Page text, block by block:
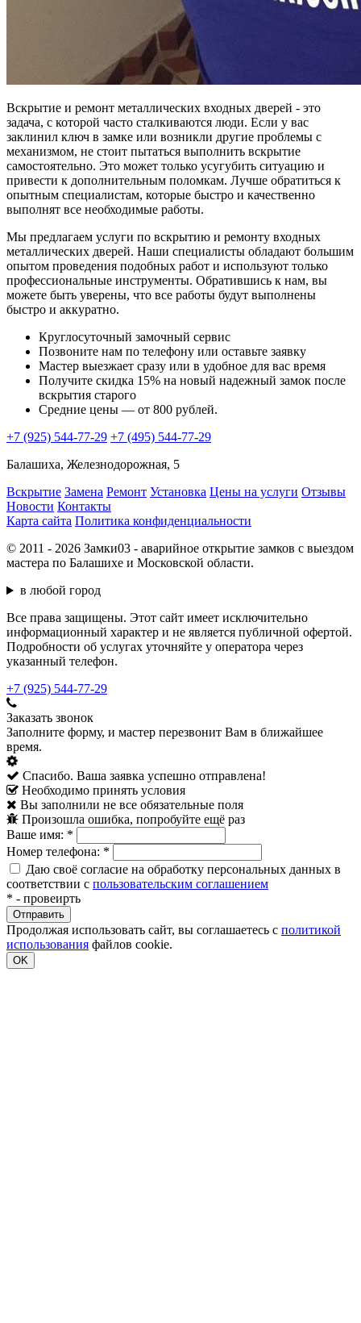
Вскрытие и ремонт металлических входных дверей - это
задача, с которой часто сталкиваются люди. Если у вас
заклинил ключ в замке или возникли другие проблемы с
механизмом, не стоит пытаться выполнить вскрытие
самостоятельно. Это может только усугубить ситуацию и
привести к дополнительным поломкам. Лучше обратиться к
опытным специалистам, которые быстро и качественно
выполнят все необходимые работы.
Мы предлагаем услуги по вскрытию и ремонту входных
металлических дверей. Наши специалисты обладают большим
опытом проведения подобных работ и используют только
профессиональные инструменты. Обратившись к нам, вы
можете быть уверены, что все работы будут выполнены
быстро и аккуратно.
Круглосуточный замочный сервис
Позвоните нам по телефону или оставьте заявку
Мастер выезжает сразу или в удобное для вас время
Получите скидка 15% на новый надежный замок после
вскрытия старого
Средние цены — от 800 рублей.
+7 (925) 544-77-29 +7 (495) 544-77-29
Балашиха, Железнодорожная, 5
Вскрытие Замена Ремонт Установка Цены на услуги Отзывы
Новости Контакты
Карта сайта Политика конфиденциальности
© 2011 - 2026 Замки03 - аварийное открытие замков с выездом
мастера по Балашихе и Московской области.
в любой город
Все права защищены. Этот сайт имеет исключительно
информационный характер и не является публичной офертой.
Подробности об услугах уточняйте у оператора через
указанный телефон.
+7 (925) 544-77-29
Заказать звонок
Заполните форму, и мастер перезвонит Вам в ближайшее
время.
Спасибо. Ваша заявка успешно отправлена!
Необходимо принять условия
Вы заполнили не все обязательные поля
Произошла ошибка, попробуйте ещё раз
Ваше имя: *
Номер телефона: *
Даю своё согласие на обработку персональных данных в
соответствии с пользовательским соглашением
* - провеирть
Продолжая использовать сайт, вы соглашаетесь с политикой
использования файлов cookie.
OK